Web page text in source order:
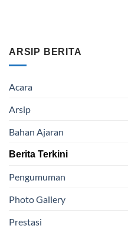
ARSIP BERITA
Acara
Arsip
Bahan Ajaran
Berita Terkini
Pengumuman
Photo Gallery
Prestasi